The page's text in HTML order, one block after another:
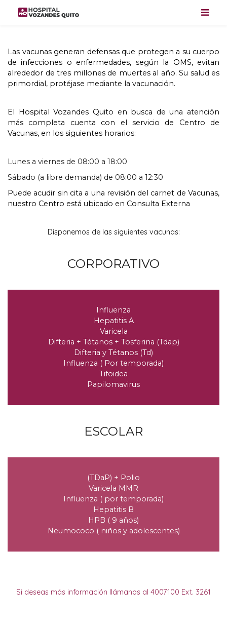
Las vacunas generan defensas que protegen a su cuerpo
de infecciones o enfermedades, según la OMS, evitan
alrededor de tres millones de muertes al año. Su salud es
primordial, protéjase mediante la vacunación.
El Hospital Vozandes Quito en busca de una atención
más completa cuenta con el servicio de Centro de
Vacunas, en los siguientes horarios:
Lunes a viernes de 08:00 a 18:00
Sábado (a libre demanda) de 08:00 a 12:30
Puede acudir sin cita a una revisión del carnet de Vacunas,
nuestro Centro está ubicado en Consulta Externa
Disponemos de las siguientes vacunas:
CORPORATIVO
Influenza
Hepatitis A
Varicela
Difteria + Tétanos+ Tosferina (Tdap)
Difteria y Tétanos (Td)
Influenza ( Por temporada)
Tifoidea
Papilomavirus
ESCOLAR
(TDaP) + Polio
Varicela MMR
Influenza ( por temporada)
Hepatitis B
HPB ( 9 años)
Neumococo ( niños y adolescentes)
Si deseas más información llámanos al 4007100 Ext. 3261